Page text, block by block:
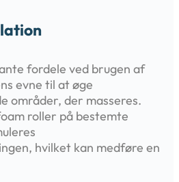
fordele ved brugen af
evne til at øge
områder, der masseres.
roller på bestemte
hvilket kan medføre en